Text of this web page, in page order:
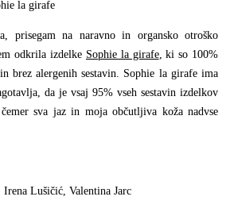
la girafe
prisegam na naravno in organsko otroško
odkrila izdelke Sophie la girafe, ki so 100%
brez alergenih sestavin. Sophie la girafe ima
da je vsaj 95% vseh sestavin izdelkov
sva jaz in moja občutljiva koža nadvse
Lušičić, Valentina Jarc